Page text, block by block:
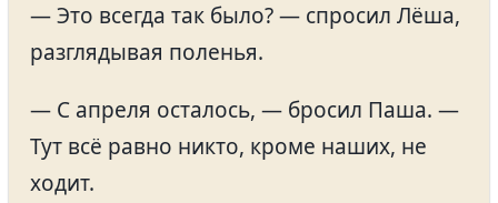
— Это всегда так было? — спросил Лёша,
разглядывая поленья.
— С апреля осталось, — бросил Паша. —
Тут всё равно никто, кроме наших, не
ходит.